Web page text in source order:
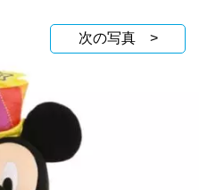
次の写真 >